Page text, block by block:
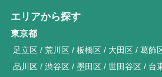
エリアから探す
東京都
足立区 荒川区 板橋区 大田区 葛飾
品川区
渋谷区 墨田区 世田谷区 台